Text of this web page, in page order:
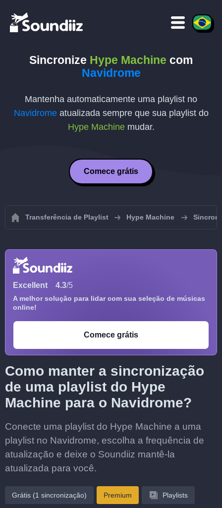
Sincronize Hype Machine com
Navidrome
Mantenha automaticamente uma playlist no
Navidromeatualizada sempre que sua playlist do
Hype Machinemudar.
Comece grátis
Transferência de Playlist Hype Machine
Excellent 4.3/5
A melhor solução para lidar com sua seleção de músicas
online!
Comece grátis
Como manter a sincronização
de uma playlist do Hype
Machine para o Navidrome?
Conecte uma playlist do Hype Machine a uma
playlist no Navidrome, escolha a frequência de
atualização e deixe o Soundiiz mantê-la
atualizada para você.
Grátis (1 sincronização) Premium Playlists